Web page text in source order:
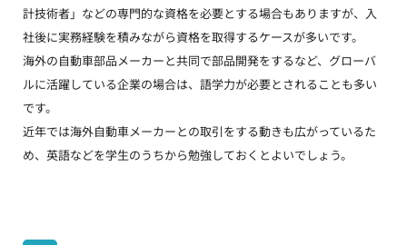
計技術者」などの専門的な資格を必要とする場合もありますが、入
社後に実務経験を積みながら資格を取得するケースが多いです。
海外の自動車部品メーカーと共同で部品開発をするなど、グローバ
ルに活躍している企業の場合は、語学力が必要とされることも多い
です。
近年では海外自動車メーカーとの取引をする動きも広がっているた
め、英語などを学生のうちから勉強しておくとよいでしょう。